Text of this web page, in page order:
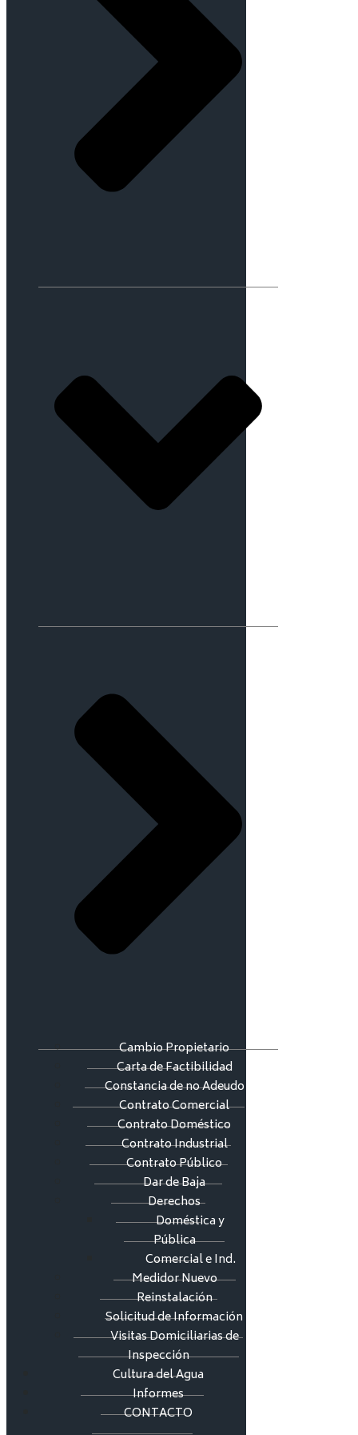
Cambio Propietario
Carta de Factibilidad
Constancia de no Adeudo
Contrato Comercial
Contrato Doméstico
Contrato Industrial
Contrato Público
Dar de Baja
Derechos
Doméstica y
Pública
Comercial e Ind.
Medidor Nuevo
Reinstalación
Solicitud de Información
Visitas Domiciliarias de
Inspección
Cultura del Agua
Informes
CONTACTO